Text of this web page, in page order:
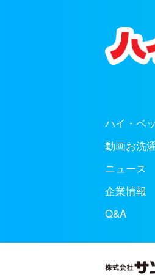
ハイ・ベ
動画お洗
ニュース
企業情報
Q&A